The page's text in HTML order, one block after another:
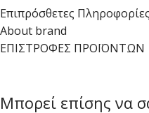
Επιπρόσθετες Πληροφορίες
About brand
ΕΠΙΣΤΡΟΦΕΣ ΠΡΟΪΟΝΤΩΝ
Μπορεί επίσης να